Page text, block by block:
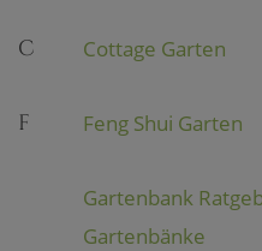
C Cottage Garten
F Feng Shui Garten
Gartenbank
Gartenbänke